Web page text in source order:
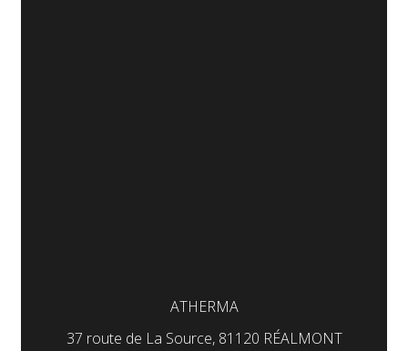
ATHERMA
37 route de La Source, 81120 RÉALMONT